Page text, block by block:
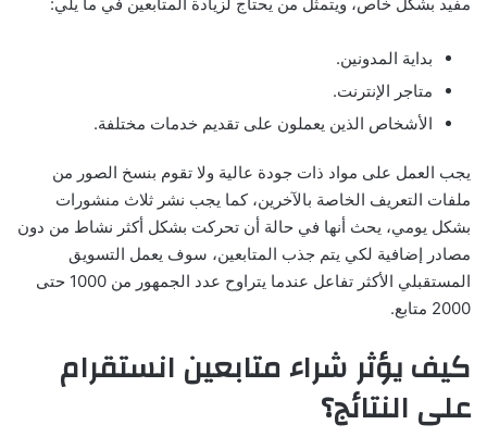
بداية المدونين.
متاجر الإنترنت.
الأشخاص الذين يعملون على تقديم خدمات مختلفة.
يجب العمل على مواد ذات جودة عالية ولا تقوم بنسخ الصور من
ملفات التعريف الخاصة بالآخرين، كما يجب نشر ثلاث منشورات
بشكل يومي، يحث أنها في حالة أن تحركت بشكل أكثر نشاط من دون
مصادر إضافية لكي يتم جذب المتابعين، سوف يعمل التسويق
المستقبلي الأكثر تفاعل عندما يتراوح عدد الجمهور من 1000 حتى
2000 متابع.
كيف يؤثر شراء متابعين انستقرام
على النتائج؟